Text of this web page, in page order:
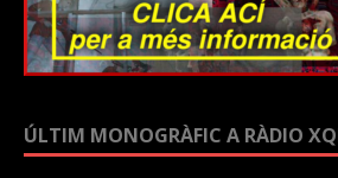
ÚLTIM MONOGRÀFIC A RÀDIO